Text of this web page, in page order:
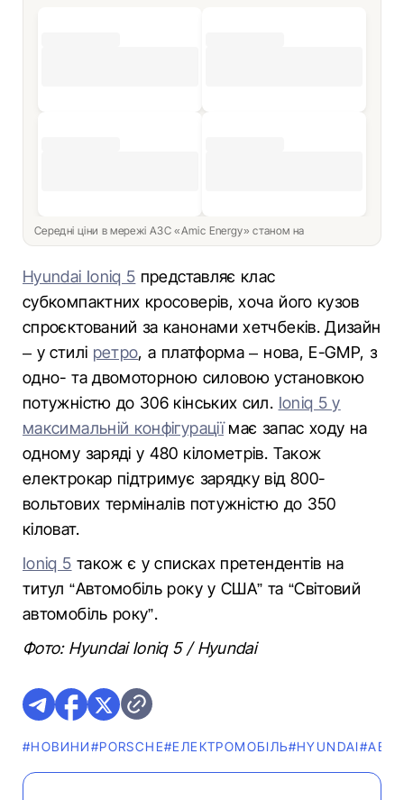
Середні ціни в мережі АЗС «Amic Energy» станом на
Hyundai Ioniq 5 представляє клас
субкомпактних кросоверів, хоча його кузов
спроєктований за канонами хетчбеків. Дизайн
– у стилі ретро, а платформа – нова, E-GMP, з
одно- та двомоторною силовою установкою
потужністю до 306 кінських сил. Ioniq 5 у
максимальній конфігураціїмає запас ходу на
одному заряді у 480 кілометрів. Також
електрокар підтримує зарядку від 800-
вольтових терміналів потужністю до 350
кіловат.
Ioniq 5 також є у списках претендентів на
титул “Автомобіль року у США” та “Світовий
автомобіль року”.
Фото: Hyundai Ioniq 5 / Hyundai
#НОВИНИ#PORSCHE#ЕЛЕКТРОМОБІЛЬ#HYUNDAI